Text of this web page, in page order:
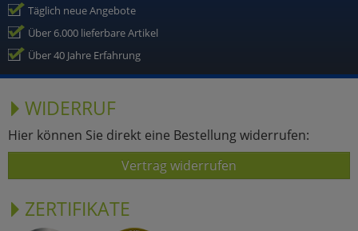
Täglich neue Angebote
Über 6.000 lieferbare Artikel
Über 40 Jahre Erfahrung
WIDERRUF
Hier können Sie direkt eine Bestellung widerrufen:
Vertrag widerrufen
ZERTIFIKATE